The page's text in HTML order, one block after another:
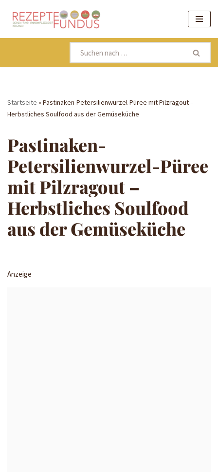
Zum
Inhalt
Startseite » Pastinaken-Petersilienwurzel-Püree mit Pilzragout –
Herbstliches Soulfood aus der Gemüseküche
Pastinaken-
Petersilienwurzel-Püree
mit Pilzragout –
Herbstliches Soulfood
aus der Gemüseküche
Anzeige